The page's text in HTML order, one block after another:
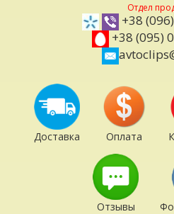
Отдел
+38
+38 (095)
Доставка Оплата
Отзывы